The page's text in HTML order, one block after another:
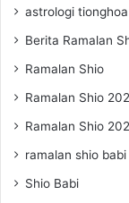
astrologi tionghoa
Berita Ramalan
Ramalan Shio
Ramalan Shio
Ramalan Shio
ramalan shio babi
Shio Babi